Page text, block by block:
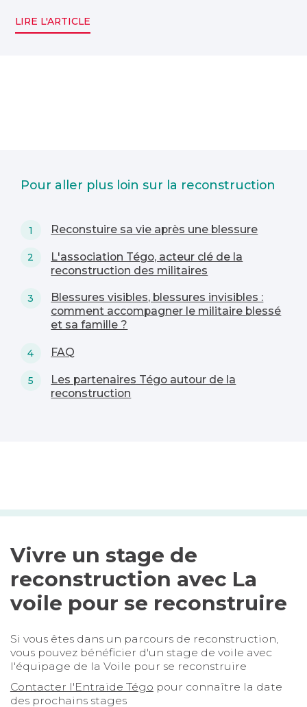
LIRE L'ARTICLE
Pour aller plus loin sur la reconstruction
Reconstuire sa vie après une blessure
L'association Tégo, acteur clé de la
reconstruction des militaires
Blessures visibles, blessures invisibles :
comment accompagner le militaire blessé
et sa famille ?
FAQ
Les partenaires Tégo autour de la
reconstruction
Vivre un stage de
reconstruction avec La
voile pour se reconstruire
Si vous êtes dans un parcours de reconstruction,
vous pouvez bénéficier d'un stage de voile avec
l'équipage de la Voile pour se reconstruire
Contacter l'Entraide Tégo pour connaître la date
des prochains stages